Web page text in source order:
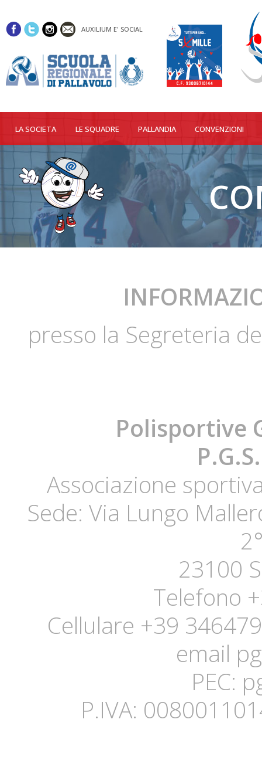
AUXILIUM E' SOCIAL
LA SOCIETA LE SQUADRE PALLANDIA CONVENZIONI
presso la Segreteria
Polisportive
Associazione
Sede: Via Lungo
23100
Telefono
Cellulare +39
email
PEC:
P.IVA: